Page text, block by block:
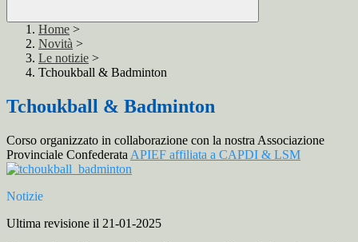
Home >
Novità >
Le notizie >
Tchoukball & Badminton
Tchoukball & Badminton
Corso organizzato in collaborazione con la nostra Associazione
Provinciale Confederata APIEF affiliata a CAPDI & LSM
Notizie
Ultima revisione il 21-01-2025